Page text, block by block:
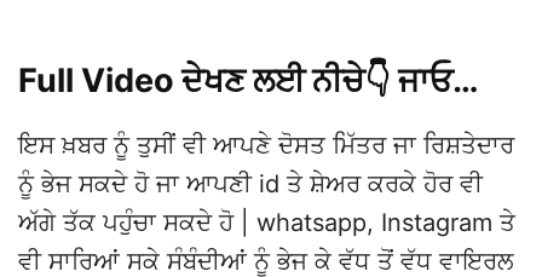
Full Video ਦੇਖਣ ਲਈ ਨੀਚੇ👇 ਜਾਓ…
ਇਸ ਖ਼ਬਰ ਨੂੰ ਤੁਸੀਂ ਵੀ ਆਪਣੇ ਦੋਸਤ ਮਿੱਤਰ ਜਾ ਰਿਸ਼ਤੇਦਾਰ
ਨੂੰ ਭੇਜ ਸਕਦੇ ਹੋ ਜਾ ਆਪਣੀ id ਤੇ ਸ਼ੇਅਰ ਕਰਕੇ ਹੋਰ ਵੀ
ਅੱਗੇ ਤੱਕ ਪਹੁੰਚਾ ਸਕਦੇ ਹੋ | whatsapp, Instagram ਤੇ
ਵੀ ਸਾਰਿਆਂ ਸਕੇ ਸੰਬੰਦੀਆਂ ਨੂੰ ਭੇਜ ਕੇ ਵੱਧ ਤੋਂ ਵੱਧ ਵਾਇਰਲ